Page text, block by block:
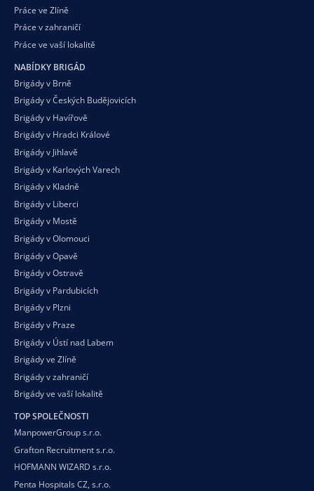
Práce ve Zlíně
Práce v zahraničí
Práce ve vaší lokalitě
NABÍDKY BRIGÁD
Brigády v Brně
Brigády v Českých Budějovicích
Brigády v Havířově
Brigády v Hradci Králové
Brigády v Jihlavě
Brigády v Karlových Varech
Brigády v Kladně
Brigády v Liberci
Brigády v Mostě
Brigády v Olomouci
Brigády v Opavě
Brigády v Ostravě
Brigády v Pardubicích
Brigády v Plzni
Brigády v Praze
Brigády v Ústí nad Labem
Brigády ve Zlíně
Brigády v zahraničí
Brigády ve vaší lokalitě
TOP SPOLEČNOSTI
ManpowerGroup s.r.o.
Grafton Recruitment s.r.o.
HOFMANN WIZARD s.r.o.
Penta Hospitals CZ, s.r.o.